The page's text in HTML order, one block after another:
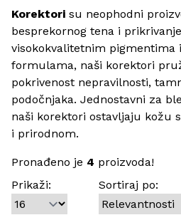
Korektori su neophodni
besprekornog tena i
visokokvalitetnim pigmentima
formulama, naši korektori
pokrivenost nepravilnosti,
podočnjaka. Jednostavni za
naši korektori ostavljaju kožu
i prirodnom.
Pronađeno je 4 proizvoda!
Prikaži:
Sortiraj po: